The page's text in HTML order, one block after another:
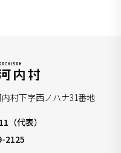
村下字西ノハナ31番地
（代表）
2125